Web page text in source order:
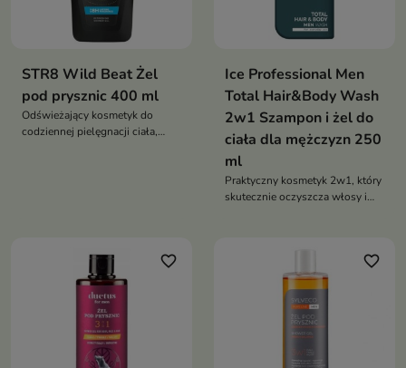
STR8 Wild Beat Żel
pod prysznic 400 ml
Odświeżający kosmetyk do
codziennej pielęgnacji ciała,
Ice Professional Men
Total Hair&Body Wash
2w1 Szampon i żel do
ciała dla mężczyzn 250
ml
Praktyczny kosmetyk 2w1, który
skutecznie oczyszcza włosy i
favorite_border favorite_border